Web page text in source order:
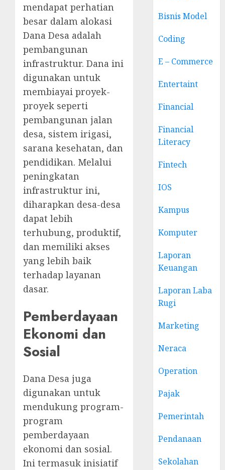
mendapat perhatian
besar dalam alokasi
Dana Desa adalah
pembangunan
infrastruktur. Dana ini
digunakan untuk
membiayai proyek-
proyek seperti
pembangunan jalan
desa, sistem irigasi,
sarana kesehatan, dan
pendidikan. Melalui
peningkatan
infrastruktur ini,
diharapkan desa-desa
dapat lebih
terhubung, produktif,
dan memiliki akses
yang lebih baik
terhadap layanan
dasar.
Pemberdayaan
Ekonomi dan
Sosial
Dana Desa juga
digunakan untuk
mendukung program-
program
pemberdayaan
ekonomi dan sosial.
Ini termasuk inisiatif
Bisnis Model
Coding
E – Commerce
Entertaint
Financial
Financial
Literacy
Fintech
IOS
Kampus
Komputer
Laporan
Keuangan
Laporan Laba
Rugi
Marketing
Neraca
Operation
Pajak
Pemerintah
Pendanaan
Sekolahan